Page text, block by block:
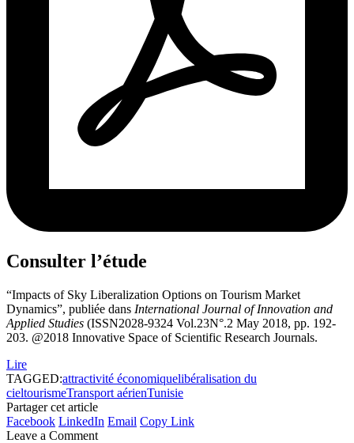
Consulter l’étude
“Impacts of Sky Liberalization Options on Tourism Market
Dynamics”, publiée dans International Journal of Innovation and
Applied Studies (ISSN2028-9324 Vol.23N°.2 May 2018, pp. 192-
203. @2018 Innovative Space of Scientific Research Journals.
Lire
TAGGED:attractivité économiquelibéralisation du
cieltourismeTransport aérienTunisie
Partager cet article
Facebook LinkedIn Email Copy Link
Leave a Comment